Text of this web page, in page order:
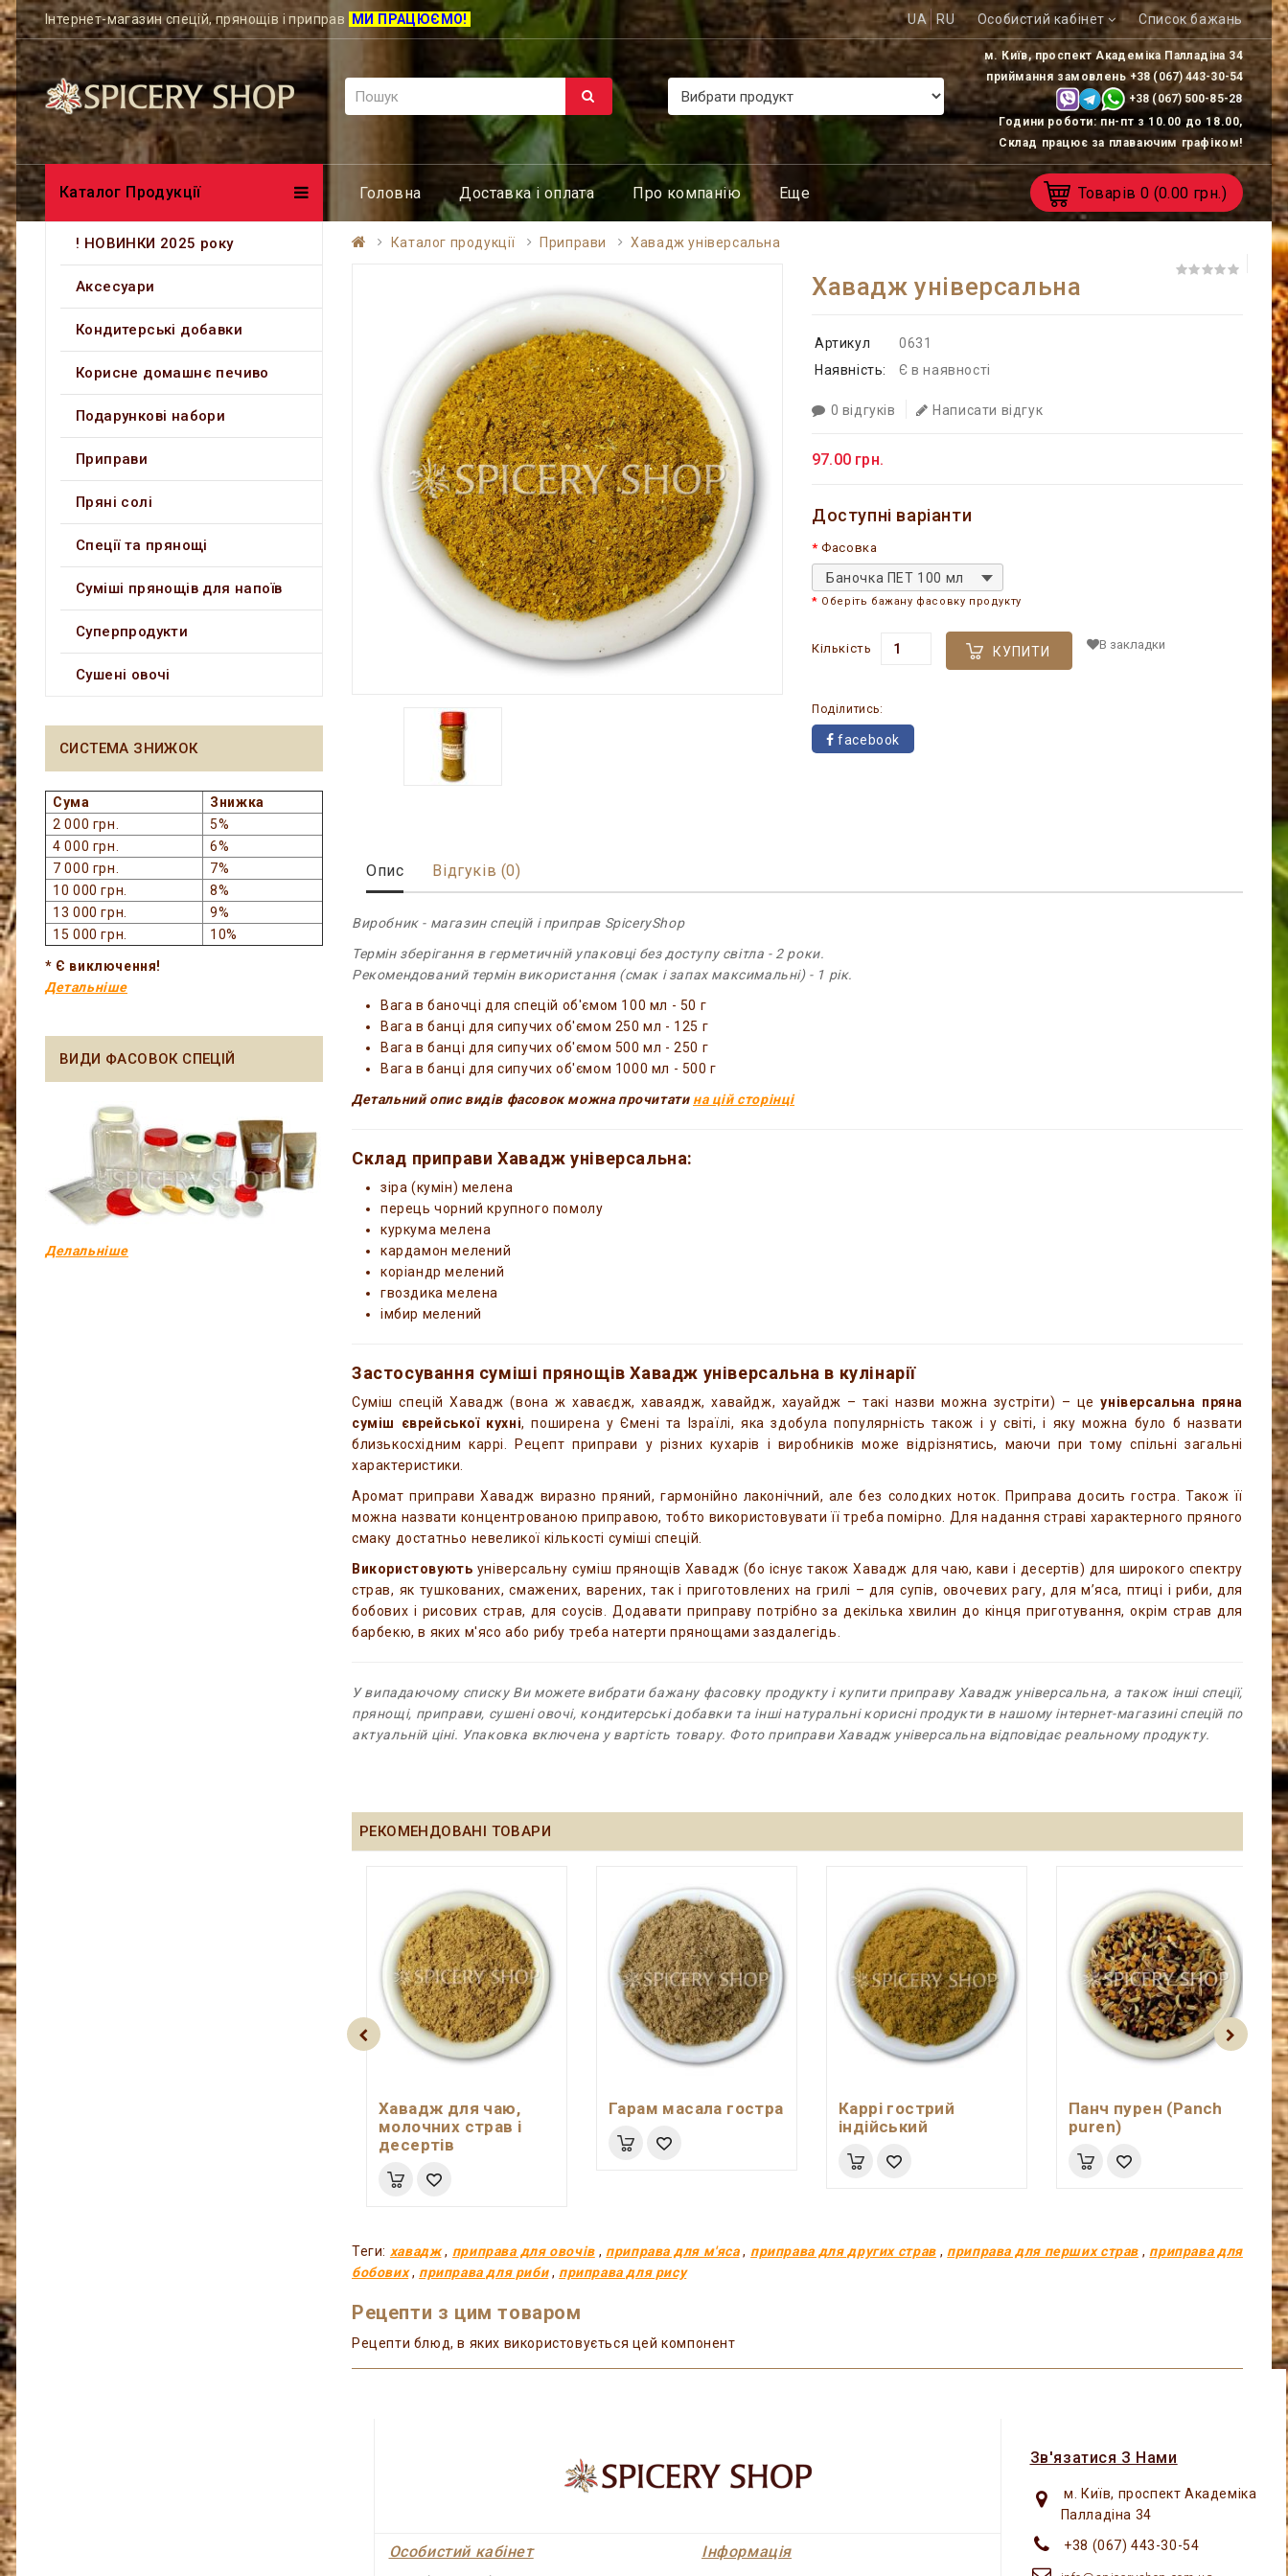
Інтернет-магазин спецій, прянощів і приправ МИ ПРАЦЮЄМО! UA RU Особистий кабінет Список бажань
м. Київ, проспект Академіка Палладіна 34
приймання замовлень +38 (067) 443-30-54
+38 (067) 500-85-28
Години роботи: пн-пт з 10.00 до 18.00,
Склад працює за плаваючим графіком!
Товарів 0 (0.00 грн.)
Головна Доставка і оплата Про компанію Еще
Каталог продукції Приправи Хавадж універсальна
Каталог Продукції
! НОВИНКИ 2025 року
Аксесуари
Кондитерські добавки
Корисне домашнє печиво
Подарункові набори
Приправи
Пряні солі
Спеції та прянощі
Суміші прянощів для напоїв
Суперпродукти
Сушені овочі
СИСТЕМА ЗНИЖОК
Сума
Знижка
2 000 грн.
5%
4 000 грн.
6%
7 000 грн.
7%
10 000 грн.
8%
13 000 грн.
9%
15 000 грн.
10%
* Є виключення!
Детальніше
ВИДИ ФАСОВОК СПЕЦІЙ
Делальніше
Хавадж універсальна
Артикул
0631
Наявність:
Є в наявності
0 відгуків Написати відгук
97.00 грн.
Доступні варіанти
Фасовка
Баночка ПЕТ 100 мл
Оберіть бажану фасовку продукту
Кількість КУПИТИ В закладки
Поділитись:
facebook
Опис Відгуків (0)
Виробник - магазин спецій і приправ SpiceryShop
Термін зберігання в герметичній упаковці без доступу світла - 2 роки.
Рекомендований термін використання (смак і запах максимальні) - 1 рік.
Вага в баночці для спецій об'ємом 100 мл - 50 г
Вага в банці для сипучих об'ємом 250 мл - 125 г
Вага в банці для сипучих об'ємом 500 мл - 250 г
Вага в банці для сипучих об'ємом 1000 мл - 500 г
Детальний опис видів фасовок можна прочитати на цій сторінці
Склад приправи Хавадж універсальна:
зіра (кумін) мелена
перець чорний крупного помолу
куркума мелена
кардамон мелений
коріандр мелений
гвоздика мелена
імбир мелений
Застосування суміші прянощів Хавадж універсальна в кулінарії
Суміш спецій Хавадж (вона ж хаваєдж, хаваядж, хавайдж, хауайдж – такі назви можна зустріти) – цеуніверсальна пряна
суміш єврейської кухні, поширена у Ємені та Ізраїлі, яка здобула популярність також і у світі, і яку можна було б назвати
близькосхідним каррі. Рецепт приправи у різних кухарів і виробників може відрізнятись, маючи при тому спільні загальні
характеристики.
Аромат приправи Хавадж виразно пряний, гармонійно лаконічний, але без солодких ноток. Приправа досить гостра. Також її
можна назвати концентрованою приправою, тобто використовувати її треба помірно. Для надання страві характерного пряного
смаку достатньо невеликої кількості суміші спецій.
Використовують універсальну суміш прянощів Хавадж (бо існує також Хавадж для чаю, кави і десертів) для широкого спектру
страв, як тушкованих, смажених, варених, так і приготовлених на грилі – для супів, овочевих рагу, для м’яса, птиці і риби, для
бобових і рисових страв, для соусів. Додавати приправу потрібно за декілька хвилин до кінця приготування, окрім страв для
барбекю, в яких м'ясо або рибу треба натерти прянощами заздалегідь.
У випадаючому списку Ви можете вибрати бажану фасовку продукту і купити приправу Хавадж універсальна, а також інші спеції,
прянощі, приправи, сушені овочі, кондитерські добавки та інші натуральні корисні продукти в нашому інтернет-магазині спецій по
актуальній ціні. Упаковка включена у вартість товару. Фото приправи Хавадж універсальна відповідає реальному продукту.
РЕКОМЕНДОВАНІ ТОВАРИ
Хавадж для чаю,
молочних страв і
десертів
Гарам масала гостра
Каррі гострий
індійський
Панч пурен (Panch
puren)
Теги: хавадж, приправа для овочів, приправа для м'яса, приправа для других страв, приправа для перших страв , приправа для
бобових, приправа для риби, приправа для рису
Рецепти з цим товаром
Рецепти блюд, в яких використовується цей компонент
Особистий кабінет Інформація
Зв'язатися З Нами
м. Київ, проспект Академіка
Палладіна 34
+38 (067) 443-30-54